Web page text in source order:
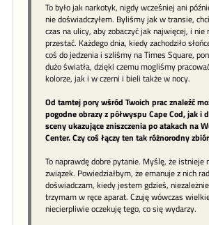
To było jak narkotyk, nigdy wcześniej ani
nie doświadczyłem. Byliśmy jak w transie,
czas na ulicy, aby zobaczyć jak najwięcej, i
przestać. Każdego dnia, kiedy zachodziło
coś do jedzenia i szliśmy na Times Square,
dużo światła, dzięki czemu mogliśmy
kolorze, jak i w czerni i bieli także w nocy.
Od tamtej pory wśród Twoich prac znaleźć
pogodne obrazy z półwyspu Cape Cod, jak i
sceny ukazujące zniszczenia po atakach na
Center. Czy coś łączy ten tak różnorodny
To naprawdę dobre pytanie. Myślę, że istnieje
związek. Powiedziałbym, że emanuje z nich
doświadczam, kiedy jestem gdzieś,
trzymam w ręce aparat. Czuję wówczas
niecierpliwie oczekuję tego, co się wydarzy.